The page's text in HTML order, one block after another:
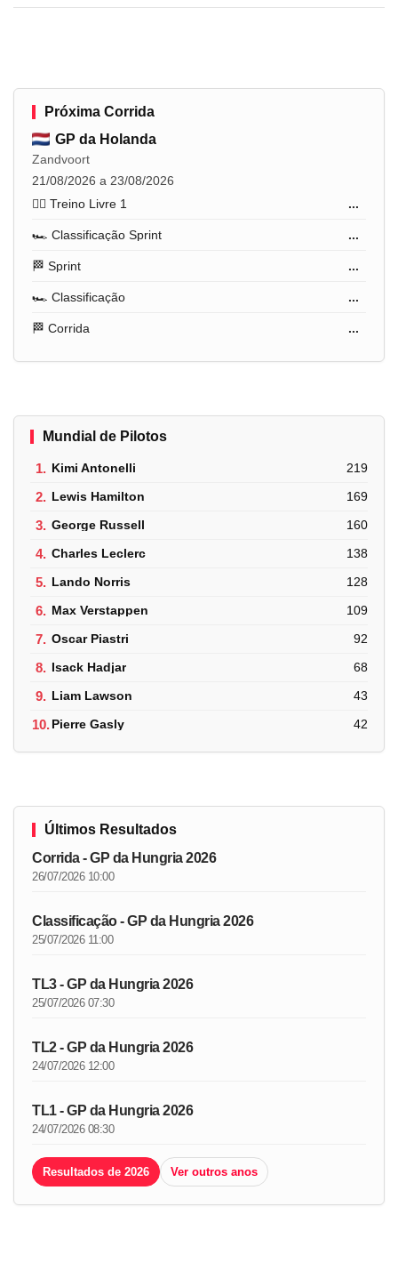
Próxima Corrida
GP da Holanda
Zandvoort
21/08/2026 a 23/08/2026
🏋️‍♂️ Treino Livre 1
...
🏎️ Classificação Sprint ...
🏁 Sprint ...
🏎️ Classificação ...
🏁 Corrida ...
Mundial de Pilotos
1. Kimi Antonelli 219
2. Lewis Hamilton 169
3. George Russell 160
4. Charles Leclerc 138
5. Lando Norris 128
6. Max Verstappen 109
7. Oscar Piastri 92
8. Isack Hadjar 68
9. Liam Lawson 43
10.Pierre Gasly 42
Últimos Resultados
Corrida - GP da Hungria 2026
26/07/2026 10:00
Classificação - GP da Hungria 2026
25/07/2026 11:00
TL3 - GP da Hungria 2026
25/07/2026 07:30
TL2 - GP da Hungria 2026
24/07/2026 12:00
TL1 - GP da Hungria 2026
24/07/2026 08:30
Resultados de 2026 Ver outros anos